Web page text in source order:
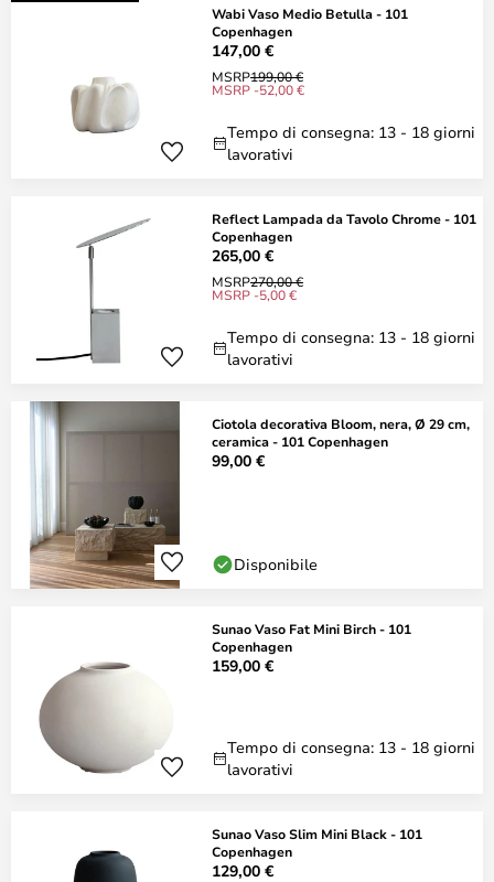
Wabi Vaso Medio Betulla - 101
Copenhagen
147,00 €
MSRP199,00 €
MSRP -52,00 €
Tempo di consegna: 13 - 18 giorni
lavorativi
Reflect Lampada da Tavolo Chrome - 101
Copenhagen
265,00 €
MSRP270,00 €
MSRP -5,00 €
Tempo di consegna: 13 - 18 giorni
lavorativi
Ciotola decorativa Bloom, nera, Ø 29 cm,
ceramica - 101 Copenhagen
99,00 €
Disponibile
Sunao Vaso Fat Mini Birch - 101
Copenhagen
159,00 €
Tempo di consegna: 13 - 18 giorni
lavorativi
Sunao Vaso Slim Mini Black - 101
Copenhagen
129,00 €